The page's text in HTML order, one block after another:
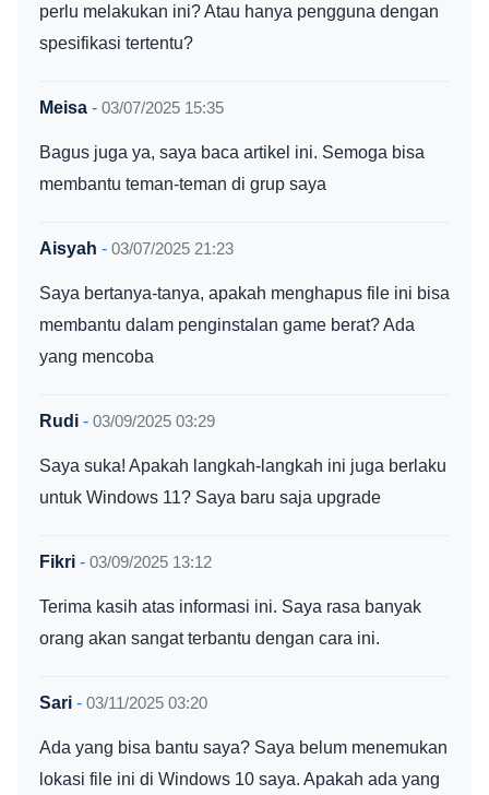
perlu melakukan ini? Atau hanya pengguna dengan
spesifikasi tertentu?
Meisa - 03/07/2025 15:35
Bagus juga ya, saya baca artikel ini. Semoga bisa
membantu teman-teman di grup saya
Aisyah - 03/07/2025 21:23
Saya bertanya-tanya, apakah menghapus file ini bisa
membantu dalam penginstalan game berat? Ada
yang mencoba
Rudi - 03/09/2025 03:29
Saya suka! Apakah langkah-langkah ini juga berlaku
untuk Windows 11? Saya baru saja upgrade
Fikri - 03/09/2025 13:12
Terima kasih atas informasi ini. Saya rasa banyak
orang akan sangat terbantu dengan cara ini.
Sari - 03/11/2025 03:20
Ada yang bisa bantu saya? Saya belum menemukan
lokasi file ini di Windows 10 saya. Apakah ada yang